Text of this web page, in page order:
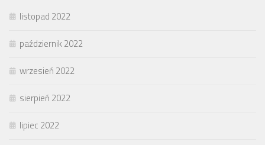
listopad 2022
październik 2022
wrzesień 2022
sierpień 2022
lipiec 2022